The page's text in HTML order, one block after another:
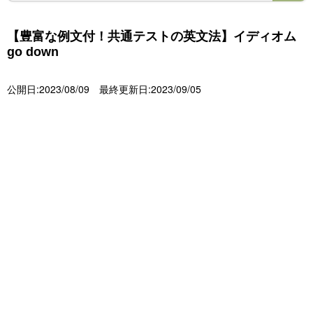
【豊富な例文付！共通テストの英文法】イディオム
go down
公開日:2023/08/09 最終更新日:2023/09/05